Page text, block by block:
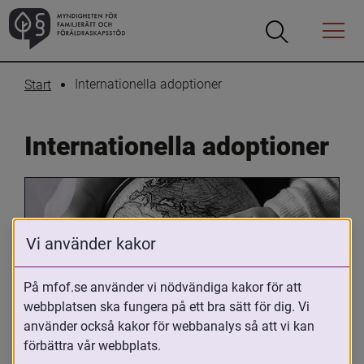
Öppna
Öppna
Menyn
Start Internationella adoptioner
Internationella adoptioner
Oavsett om du är adopterad,
adoptivförälder eller arbetar med
Vi använder kakor
På mfof.se använder vi nödvändiga kakor för att
webbplatsen ska fungera på ett bra sätt för dig. Vi
använder också kakor för webbanalys så att vi kan
förbättra vår webbplats.